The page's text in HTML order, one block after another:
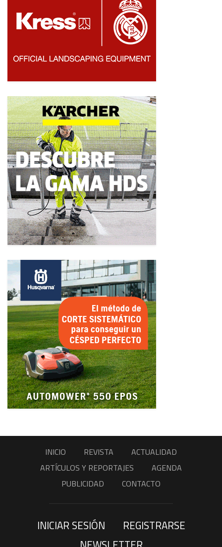
INICIO REVISTA
ACTUALIDAD
ARTÍCULOS Y REPORTAJES
AGENDA
PUBLICIDAD
CONTACTO
INICIAR SESIÓN
REGISTRARSE